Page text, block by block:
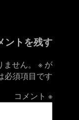
ントを残す
せん。 ※ が
必須項目です
コメント※